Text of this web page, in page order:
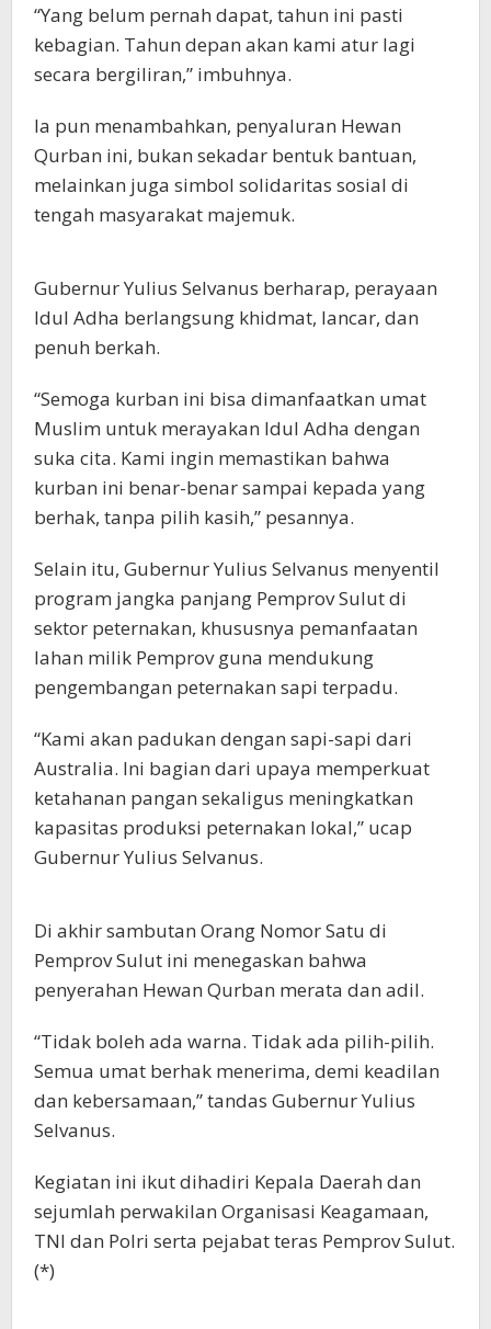
“Yang belum pernah dapat, tahun ini pasti
kebagian. Tahun depan akan kami atur lagi
secara bergiliran,” imbuhnya.
Ia pun menambahkan, penyaluran Hewan
Qurban ini, bukan sekadar bentuk bantuan,
melainkan juga simbol solidaritas sosial di
tengah masyarakat majemuk.
Gubernur Yulius Selvanus berharap, perayaan
Idul Adha berlangsung khidmat, lancar, dan
penuh berkah.
“Semoga kurban ini bisa dimanfaatkan umat
Muslim untuk merayakan Idul Adha dengan
suka cita. Kami ingin memastikan bahwa
kurban ini benar-benar sampai kepada yang
berhak, tanpa pilih kasih,” pesannya.
Selain itu, Gubernur Yulius Selvanus menyentil
program jangka panjang Pemprov Sulut di
sektor peternakan, khususnya pemanfaatan
lahan milik Pemprov guna mendukung
pengembangan peternakan sapi terpadu.
“Kami akan padukan dengan sapi-sapi dari
Australia. Ini bagian dari upaya memperkuat
ketahanan pangan sekaligus meningkatkan
kapasitas produksi peternakan lokal,” ucap
Gubernur Yulius Selvanus.
Di akhir sambutan Orang Nomor Satu di
Pemprov Sulut ini menegaskan bahwa
penyerahan Hewan Qurban merata dan adil.
“Tidak boleh ada warna. Tidak ada pilih-pilih.
Semua umat berhak menerima, demi keadilan
dan kebersamaan,” tandas Gubernur Yulius
Selvanus.
Kegiatan ini ikut dihadiri Kepala Daerah dan
sejumlah perwakilan Organisasi Keagamaan,
TNI dan Polri serta pejabat teras Pemprov Sulut.
(*)